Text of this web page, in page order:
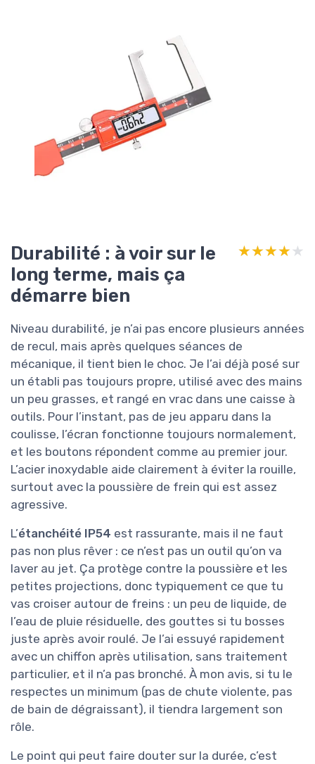
Durabilité : à voir sur le
long terme, mais ça
démarre bien
★★★★★
★★★★★
Niveau durabilité, je n’ai pas encore plusieurs années
de recul, mais après quelques séances de
mécanique, il tient bien le choc. Je l’ai déjà posé sur
un établi pas toujours propre, utilisé avec des mains
un peu grasses, et rangé en vrac dans une caisse à
outils. Pour l’instant, pas de jeu apparu dans la
coulisse, l’écran fonctionne toujours normalement,
et les boutons répondent comme au premier jour.
L’acier inoxydable aide clairement à éviter la rouille,
surtout avec la poussière de frein qui est assez
agressive.
L’étanchéité IP54 est rassurante, mais il ne faut
pas non plus rêver : ce n’est pas un outil qu’on va
laver au jet. Ça protège contre la poussière et les
petites projections, donc typiquement ce que tu
vas croiser autour de freins : un peu de liquide, de
l’eau de pluie résiduelle, des gouttes si tu bosses
juste après avoir roulé. Je l’ai essuyé rapidement
avec un chiffon après utilisation, sans traitement
particulier, et il n’a pas bronché. À mon avis, si tu le
respectes un minimum (pas de chute violente, pas
de bain de dégraissant), il tiendra largement son
rôle.
Le point qui peut faire douter sur la durée, c’est